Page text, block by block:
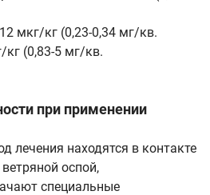
мкг/кг (0,23-0,34 мг/кв.
кг (0,83-5 мг/кв.
при применении
лечения находятся в контакте
оспой,
специальные